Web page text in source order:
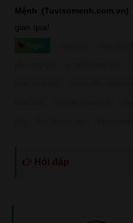
Mệnh (Tuvisomenh.com.vn)
gian qua!
Hỏi đáp